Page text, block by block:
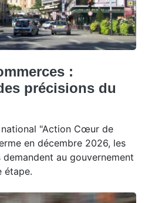
:
précisions du
"Action Cœur de
en décembre 2026, les
au gouvernement
étape.